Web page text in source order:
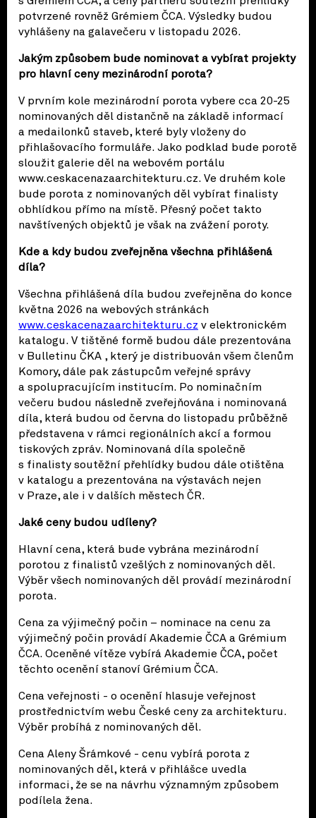
potvrzené rovněž Grémiem ČCA. Výsledky budou
vyhlášeny na galavečeru v listopadu 2026.
Jakým způsobem bude nominovat a vybírat projekty
pro hlavní ceny mezinárodní porota?
V prvním kole mezinárodní porota vybere cca 20-25
nominovaných děl distančně na základě informací
a medailonků staveb, které byly vloženy do
přihlašovacího formuláře. Jako podklad bude porotě
sloužit galerie děl na webovém portálu
www.ceskacenazaarchitekturu.cz. Ve druhém kole
bude porota z nominovaných děl vybírat finalisty
obhlídkou přímo na místě. Přesný počet takto
navštívených objektů je však na zvážení poroty.
Kde a kdy budou zveřejněna všechna přihlášená
díla?
Všechna přihlášená díla budou zveřejněna do konce
května 2026 na webových stránkách
www.ceskacenazaarchitekturu.cz v elektronickém
katalogu. V tištěné formě budou dále prezentována
v Bulletinu ČKA , který je distribuován všem členům
Komory, dále pak zástupcům veřejné správy
a spolupracujícím institucím. Po nominačním
večeru budou následně zveřejňována i nominovaná
díla, která budou od června do listopadu průběžně
představena v rámci regionálních akcí a formou
tiskových zpráv. Nominovaná díla společně
s finalisty soutěžní přehlídky budou dále otištěna
v katalogu a prezentována na výstavách nejen
v Praze, ale i v dalších městech ČR.
Jaké ceny budou udíleny?
Hlavní cena, která bude vybrána mezinárodní
porotou z finalistů vzešlých z nominovaných děl.
Výběr všech nominovaných děl provádí mezinárodní
porota.
Cena za výjimečný počin – nominace na cenu za
výjimečný počin provádí Akademie ČCA a Grémium
ČCA. Oceněné vítěze vybírá Akademie ČCA, počet
těchto ocenění stanoví Grémium ČCA.
Cena veřejnosti - o ocenění hlasuje veřejnost
prostřednictvím webu České ceny za architekturu.
Výběr probíhá z nominovaných děl.
Cena Aleny Šrámkové - cenu vybírá porota z
nominovaných děl, která v přihlášce uvedla
informaci, že se na návrhu významným způsobem
podílela žena.